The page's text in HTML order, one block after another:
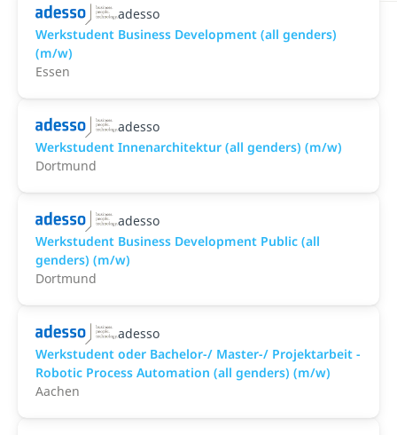
adesso
Werkstudent Business Development (all genders)
(m/w)
Essen
adesso
Werkstudent Innenarchitektur (all genders) (m/w)
Dortmund
adesso
Werkstudent Business Development Public (all
genders) (m/w)
Dortmund
adesso
Werkstudent oder Bachelor-/ Master-/ Projektarbeit -
Robotic Process Automation (all genders) (m/w)
Aachen